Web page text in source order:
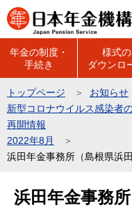
こ
の
の
先
頭
で
年金の制度・
手続き
様式の
ダウンロ
トップページ お知らせ
新型コロナウイルス感染者
再開情報
2022年8月
浜田年金事務所（島根県浜
浜田年金事務